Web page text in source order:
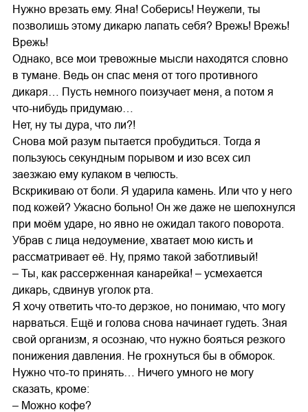
Нужно врезать ему. Яна! Соберись! Неужели, ты
позволишь этому дикарю лапать себя? Врежь! Врежь!
Врежь!
Однако, все мои тревожные мысли находятся словно
в тумане. Ведь он спас меня от того противного
дикаря… Пусть немного поизучает меня, а потом я
что-нибудь придумаю…
Нет, ну ты дура, что ли?!
Снова мой разум пытается пробудиться. Тогда я
пользуюсь секундным порывом и изо всех сил
заезжаю ему кулаком в челюсть.
Вскрикиваю от боли. Я ударила камень. Или что у него
под кожей? Ужасно больно! Он же даже не шелохнулся
при моём ударе, но явно не ожидал такого поворота.
Убрав с лица недоумение, хватает мою кисть и
рассматривает её. Ну, прямо такой заботливый!
– Ты, как рассерженная канарейка! – усмехается
дикарь, сдвинув уголок рта.
Я хочу ответить что-то дерзкое, но понимаю, что могу
нарваться. Ещё и голова снова начинает гудеть. Зная
свой организм, я осознаю, что нужно бояться резкого
понижения давления. Не грохнуться бы в обморок.
Нужно что-то принять… Ничего умного не могу
сказать, кроме:
– Можно кофе?